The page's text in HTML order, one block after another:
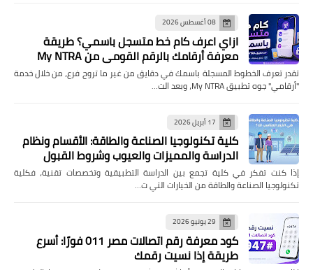
08 أغسطس 2026
ازاي اعرف كام خط متسجل باسمي؟ طريقة
معرفة أرقامك بالرقم القومي من My NTRA
تقدر تعرف الخطوط المسجلة باسمك في دقايق من غير ما تروح فرع، من خلال خدمة
"أرقامي" جوه تطبيق My NTRA، وبعد الت…
17 أبريل 2026
كلية تكنولوجيا الصناعة والطاقة: الأقسام ونظام
الدراسة والمميزات والعيوب وشروط القبول
إذا كنت تفكر في كلية تجمع بين الدراسة التطبيقية وتخصصات تقنية، فكلية
تكنولوجيا الصناعة والطاقة من الخيارات التي ت…
29 يونيو 2026
كود معرفة رقم اتصالات مصر 011 فورًا: أسرع
طريقة إذا نسيت رقمك